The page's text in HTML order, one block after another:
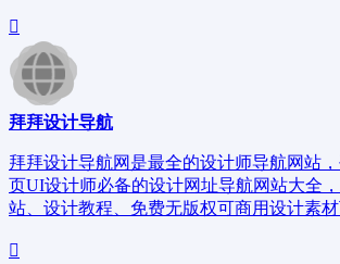
拜拜设计导航
拜拜设计导航网是最全的设计师导航网站
页UI设计师必备的设计网址导航网站大全
站、设计教程、免费无版权可商用设计素